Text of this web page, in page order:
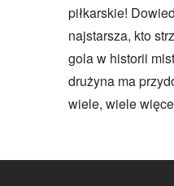
piłkarskie!
najstarsza, kto
gola w historii
drużyna ma
wiele, wiele